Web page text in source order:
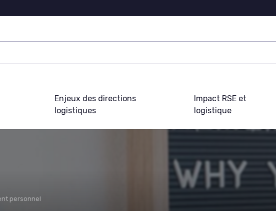
Enjeux des directions
logistiques
Impact RSE et
logistique
personnel